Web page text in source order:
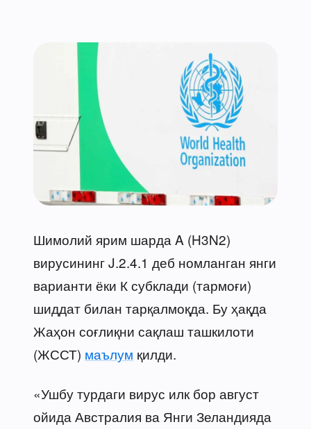
Шимолий ярим шарда A (H3N2)
вирусининг J.2.4.1 деб номланган янги
варианти ёки К субклади (тармоғи)
шиддат билан тарқалмоқда. Бу ҳақда
Жаҳон соғлиқни сақлаш ташкилоти
(ЖССТ) маълум қилди.
«Ушбу турдаги вирус илк бор август
ойида Австралия ва Янги Зеландияда